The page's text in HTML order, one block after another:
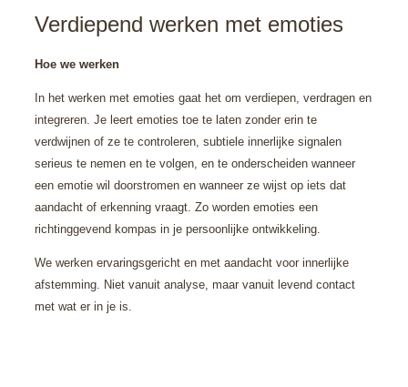
Verdiepend werken met emoties
Hoe we werken
In het werken met emoties gaat het om verdiepen, verdragen en
integreren. Je leert emoties toe te laten zonder erin te
verdwijnen of ze te controleren, subtiele innerlijke signalen
serieus te nemen en te volgen, en te onderscheiden wanneer
een emotie wil doorstromen en wanneer ze wijst op iets dat
aandacht of erkenning vraagt. Zo worden emoties een
richtinggevend kompas in je persoonlijke ontwikkeling.
We werken ervaringsgericht en met aandacht voor innerlijke
afstemming. Niet vanuit analyse, maar vanuit levend contact
met wat er in je is.